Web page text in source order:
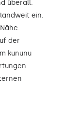
überall.
ein.
der
kununu